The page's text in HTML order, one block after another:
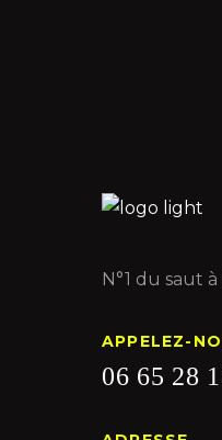
N°1 du saut
APPELEZ-
06 65 28